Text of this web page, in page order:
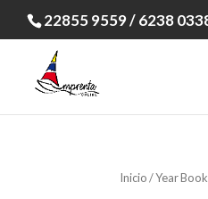
22855 9559 / 6238
Inicio/Year